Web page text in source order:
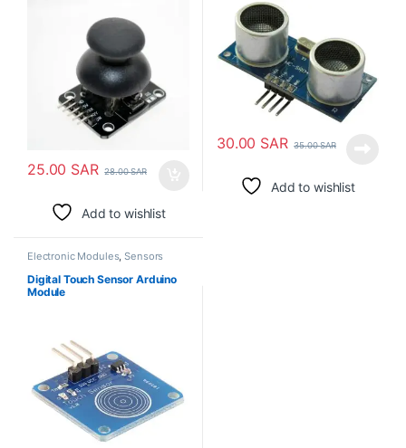
25.00 SAR 28.00SAR
Add to wishlist
30.00 SAR 35.00SAR
Add to wishlist
Electronic Modules,Sensors
Digital Touch Sensor Arduino
Module